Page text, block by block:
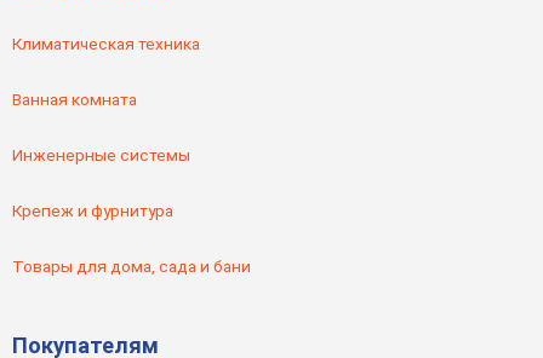
Климатическая техника
Ванная комната
Инженерные системы
Крепеж и фурнитура
Товары для дома, сада и бани
Покупателям